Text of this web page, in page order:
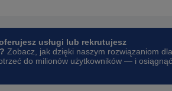
usługi lub rekrutujesz
Zobacz, jak dzięki naszym rozwiązaniom dla
do milionów użytkowników — i osiągnąć